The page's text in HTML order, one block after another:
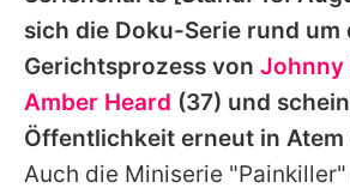
sich die Doku-Serie rund um
Gerichtsprozess von Johnny
Amber Heard (37) und
Öffentlichkeit erneut in Atem
Auch die Miniserie